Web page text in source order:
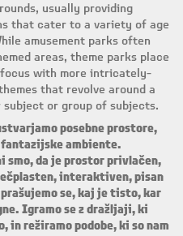
usually providing
that cater to a variety of age
amusement parks often
areas, theme parks place
with more intricately-
that revolve around a
or group of subjects.
posebne prostore,
fantazijske ambiente.
smo, da je prostor privlačen,
interaktiven, pisan
se, kaj je tisto, kar
Igramo se z dražljaji, ki
in režiramo podobe, ki so nam